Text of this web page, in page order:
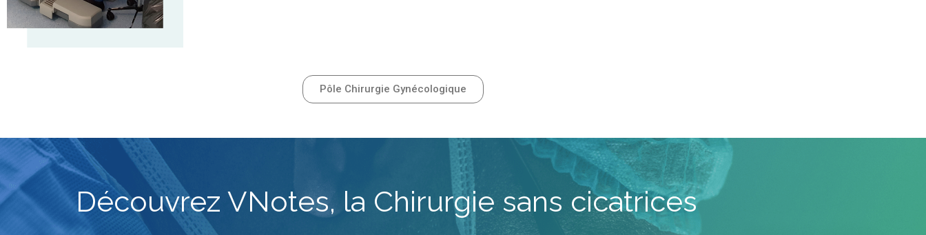
Pôle Chirurgie Gynécologique
Découvrez VNotes, la Chirurgie sans cicatrices